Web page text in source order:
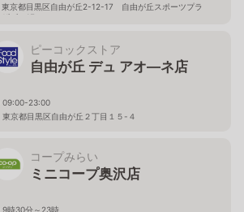
東京都目黒区自由が丘2-12-17 自由が丘スポーツプラ
ザビル1F
ピーコックストア
自由が丘 デュ アオ―ネ店
09:00-23:00
東京都目黒区自由が丘２丁目１５-４
コープみらい
ミニコープ奥沢店
9時30分～23時